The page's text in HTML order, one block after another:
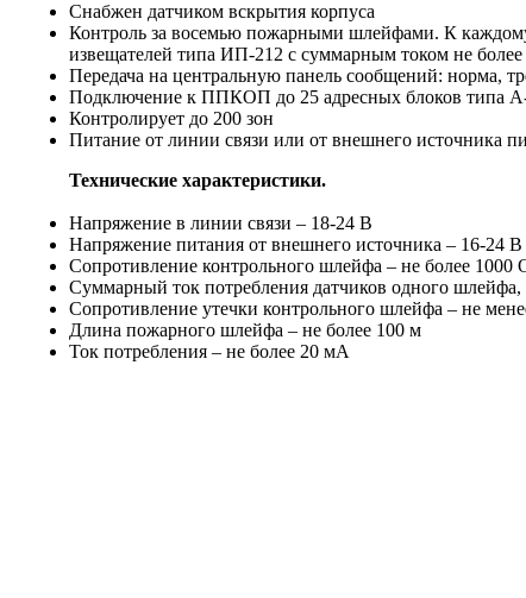
Снабжен датчиком вскрытия корпуса
Контроль за восемью пожарными шлейфами. К
извещателей типа ИП-212 с суммарным током не
Передача на центральную панель сообщений: норма,
Подключение к ППКОП до 25 адресных блоков типа
Контролирует до 200 зон
Питание от линии связи или от внешнего источника
Технические характеристики.
Напряжение в линии связи – 18-24 В
Напряжение питания от внешнего источника – 16-24 В
Сопротивление контрольного шлейфа – не более 1000
Суммарный ток потребления датчиков одного
Сопротивление утечки контрольного шлейфа – не
Длина пожарного шлейфа – не более 100 м
Ток потребления – не более 20 мА